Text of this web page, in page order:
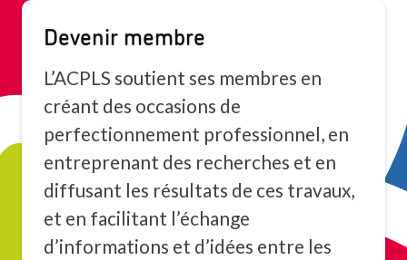
Devenir membre
L’ACPLS soutient ses membres en
créant des occasions de
perfectionnement professionnel, en
entreprenant des recherches et en
diffusant les résultats de ces travaux,
et en facilitant l’échange
d’informations et d’idées entre les